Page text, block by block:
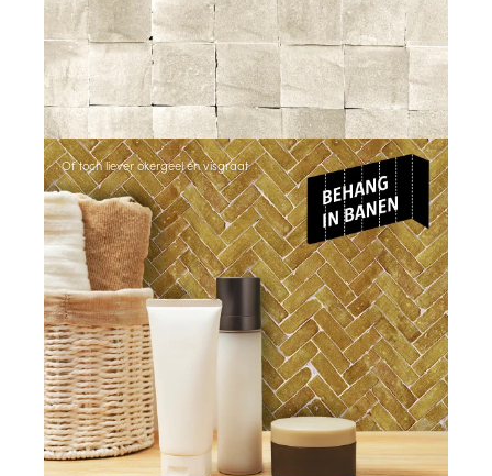
Of toch liever okergeel en visgraat